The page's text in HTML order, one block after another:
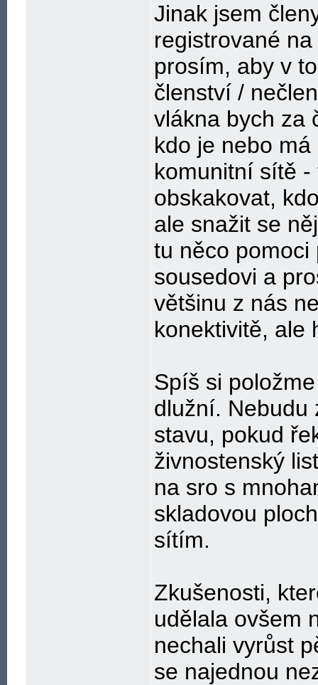
Jinak jsem
registrované
prosím, aby v
členství /
vlákna bych za
kdo je nebo
komunitní sítě
obskakovat,
ale snažit se
tu něco pomoci
sousedovi a
většinu z nás
konektivitě, ale
Spíš si
dlužní. Nebudu
stavu, pokud
živnostenský
na sro s
skladovou
sítím.
Zkušenosti,
udělala ovšem
nechali vyrůst
se najednou